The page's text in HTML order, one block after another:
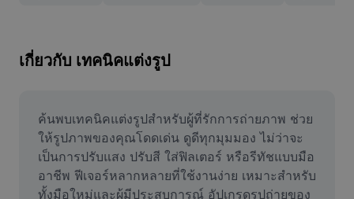
ปรับขนาดรูปภาพ
เครื่องมือสร้างมีม
AI Text Remover
AI People Remover
เกี่ยวกับ เทคนิคแต่งรูป
ค้นพบเทคนิคแต่งรูปสำหรับผู้ที่รักการถ่ายภาพ ช่วย
ให้รูปภาพของคุณโดดเด่น ดูดีทุกมุมมอง ไม่ว่าจะ
เป็นการปรับแสง ปรับสี ใส่ฟิลเตอร์ หรือรีทัชแบบมือ
อาชีพ ฟีเจอร์หลากหลายที่ใช้งานง่าย เหมาะสำหรับ
ทั้งมือใหม่และผู้มีประสบการณ์ อัปเกรดรูปถ่ายของ